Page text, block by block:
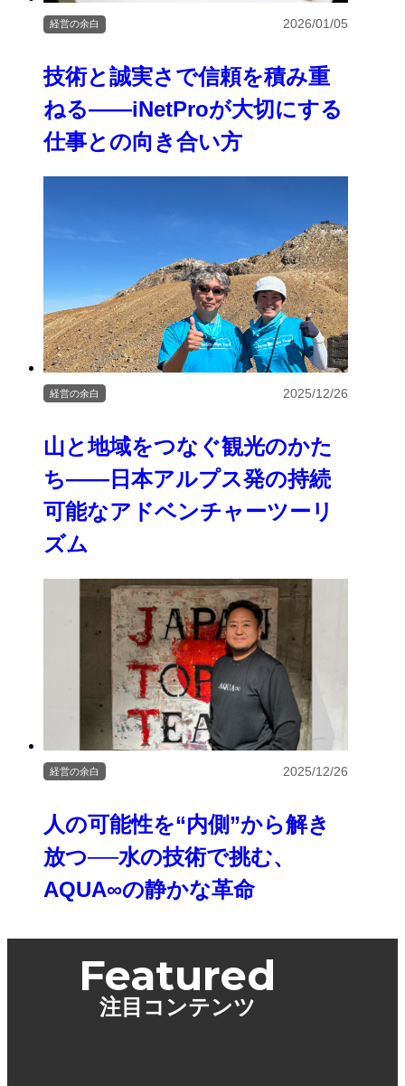
技術と誠実さで信頼を積み重
ねる――iNetProが大切にする
仕事との向き合い方
経営の余白 2026/01/05
山と地域をつなぐ観光のかた
ち――日本アルプス発の持続
可能なアドベンチャーツーリ
ズム
経営の余白 2025/12/26
人の可能性を“内側”から解き
放つ──水の技術で挑む、
AQUA∞の静かな革命
経営の余白 2025/12/26
Featured
注目コンテンツ